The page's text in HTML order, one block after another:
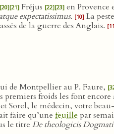
[20][21] Fréjus [22][23] en Provence
expectatissimus. [10] La
de la guerre des Anglais.
de Montpellier au P. Faure,
froids les font
Sorel, le médecin, votre
faire qu’une feuille par
le titre De theologicis